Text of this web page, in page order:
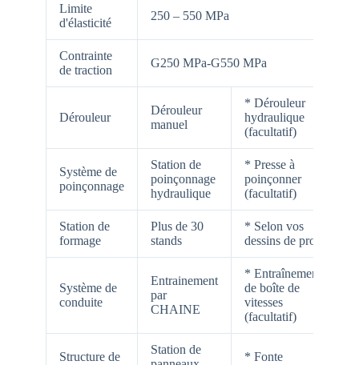
Limite
d'élasticité
250 – 550 MPa
Contrainte
de traction
G250 MPa-G550 MPa
Dérouleur
Dérouleur
manuel
* Dérouleur
hydraulique
(facultatif)
Système de
poinçonnage
Station de
poinçonnage
hydraulique
* Presse à
poinçonner
(facultatif)
Station de
formage
Plus de 30
stands
* Selon vos
dessins de profil
Système de
conduite
Entrainement
par
CHAINE
* Entraînement
de boîte de
vitesses
(facultatif)
Structure de
Station de
* Fonte